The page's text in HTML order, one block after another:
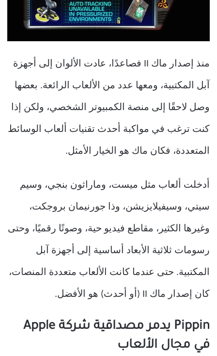
منذ إصدار ماك II فصاعدًا، عادت الألوان إلى أجهزة
آبل المكتبية، ومعها عدد من الألعاب الرائعة. بعضها
وصل لاحقًا إلى منصة الكمبيوتر الشخصي، ولكن إذا
كنت ترغب في مواكبة أحدث تقنيات ألعاب الوسائط
المتعددة، فكان ماك هو الخيار الأمثل.
أدخلت ألعاب مثل ميست، وماراثون بنجي، وسيم
سيتي، وسيفيلايزيشن، وذا جورنيمان بروجكت،
وغيرها الكثير، مقاطع فيديو حية، وصوتًا رقميًا، وحتى
رسومات ثلاثية الأبعاد أساسية إلى أجهزة آبل
المكتبية. حتى عندما كانت الألعاب متعددة المنصات،
كان إصدار ماك II (أو أحدث) هو الأفضل.
Pippin يدمر مصداقية شركة Apple
في مجال الألعاب